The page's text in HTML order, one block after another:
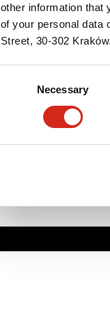
other information that
of your personal data
Street, 30-302
Necessary